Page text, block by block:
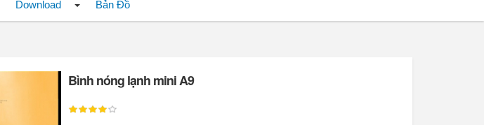
Download Bản Đồ
Bình nóng lạnh mini A9